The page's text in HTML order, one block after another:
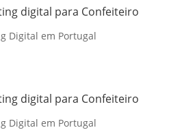
digital para Confeiteiro
Digital em Portugal
digital para Confeiteiro
Digital em Portugal